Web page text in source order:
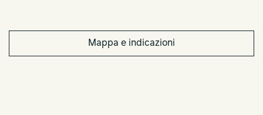
Mappa e indicazioni